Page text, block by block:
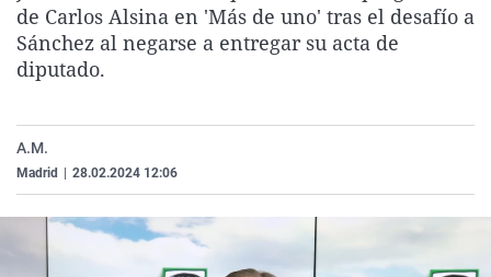
La rosa de los vientos
Gente viajera
Caso
Retornados
Operación Viuda
Extremadura
Galicia
Navarra
Virales
Televisión
de Carlos Alsina en 'Más de uno' tras el desafío a
Sánchez al negarse a entregar su acta de
diputado.
A.M.
Madrid 28.02.2024 12:06